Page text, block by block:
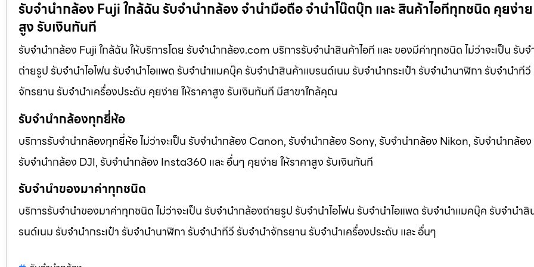
รับจำนำกล้อง Fuji ใกล้ฉัน รับจํานํากล้อง จำนำมือถือ จำนำโน๊ตบุ๊ก และ สินค้าไอทีทุกชนิด คุยง่าย
สูง รับเงินทันที
รับจำนำกล้อง Fuji ใกล้ฉัน ให้บริการโดย รับจํานํากล้อง.com บริการรับจํานําสินค้าไอที และ ของมีค่าทุกชนิด ไม่ว่าจะเป็น รับ
ถ่ายรูป รับจํานําไอโฟน รับจํานําไอแพด รับจํานําแมคบุ๊ค รับจํานําสินค้าแบรนด์เนม รับจํานํากระเป๋า รับจํานํานาฬิกา รับจํานําที
จักรยาน รับจํานําเครื่องประดับ คุยง่าย ให้ราคาสูง รับเงินทันที มีสาขาใกล้คุณ
รับจำนำกล้องทุกยี่ห้อ
บริการรับจำนำกล้องทุกยี่ห้อ ไม่ว่าจะเป็น รับจำนำกล้อง Canon, รับจำนำกล้อง Sony, รับจำนำกล้อง Nikon, รับจำนำกล้อ
รับจำนำกล้อง DJI, รับจำนำกล้อง Insta360 และ อื่นๆ คุยง่าย ให้ราคาสูง รับเงินทันที
รับจำนำของมาค่าทุกชนิด
บริการรับจำนำของมาค่าทุกชนิด ไม่ว่าจะเป็น รับจํานํากล้องถ่ายรูป รับจํานําไอโฟน รับจํานําไอแพด รับจํานําแมคบุ๊ค รับจํานํา
รนด์เนม รับจํานํากระเป๋า รับจํานํานาฬิกา รับจํานําทีวี รับจํานําจักรยาน รับจํานําเครื่องประดับ และ อื่นๆ